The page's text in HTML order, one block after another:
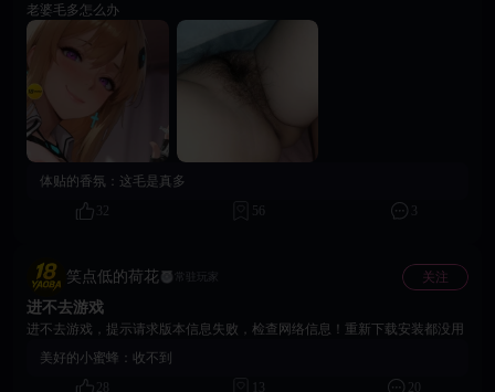
称显示错误的问题。 7.修复了聊天界面中头像框显示异常的问题。 8.修复了
左上角更换头像后，聊天头像未同步更新的问题。 9.修复了积分商店中道具
名称超出边框并发生文字重叠的问题。 10.优化了付费商城界面UI。 11.优化
了战力不足时的弹窗提示，使提示内容更加明确。 12.调整了首充相关功能
逻辑，具体规则请以游戏内实际展示为准。 五、登录及版本更新修复 1.修复
了部分特定服务器（如“欲界天宫”）无法正常登录的问题。 2.修复了选服界
面首次更新时偶发英文报错的问题。 3.修复了版本更新后资源文件拉取失败
的问题。 4.优化了断线重连机制，新增重连提示页面。 5.修复了多个弹窗重
题。 7.优化了登录页面的加载状态展示，使加载过程更加直观。 七、资源下
载优化 1.优化了资源更新下载速度，减少更新等待时间。 感谢各位火种者
玩家交流5群：1059086898 玩家交流6群：1056098479 Telegram：
https://t.me/eroeragame 官方网站：https://eroeragame.com/cn 客服邮箱：
peachgames.service@gmail.com 如遇任何问题或有建议，可随时通过以上方式
联系到我们 《欲洛降临》运营团队 2026 年 7 月 23日
更清晰、详细的说明。 5. 完善「爆裂」玩法引导，帮助指挥官更快掌握战斗
中的核心技能。 6. 优化前期任务指引。完成新手引导后，将通过任务提示引
导指挥官重新进入主线战斗流程。 7. 调整部分后续阶段的引导内容，降低前
期游玩过程中的理解成本。 8. 优化部分BOSS战的机制与强度，使整体战斗
难度更加合理。 9. 完善关卡失败后的提示与养成推荐，帮助指挥官合理提升
战力后再次挑战。 二、剧情与互动体验优化 1. 调整部分剧情内容与演出效
果，进一步提升剧情沉浸感。 2. 优化互动玩法界面及相关内容表现。 3. 改
善部分特殊互动内容的触发与展示体验。 4. 丰富加载过程中的内容展示，提
战斗流程与难度。 2. 优化部分关卡的推荐战力显示，使战斗信息更加直观。
3. 完善战斗结算与奖励发放逻辑。 4. 优化部分战姬技能的释放表现、技能动
殊战斗状态下的异常处理逻辑，减少卡死、流程阻塞等问题。 四、养成与
系统体验优化 1. 调整主线任务引导方式，减少对玩家操作的强制干预，使任
务流程更加自然。 2. 优化招募池的展示方式与排序逻辑。 3. 改善角色创
建、昵称修改等相关操作体验。 4. 优化宠物批量分解、一键升星等功能的界
面展示与操作流程。 5. 调整棱镜系统相关界面与功能入口。 6. 修复并优化
基建系统中部分建筑显示及等级信息同步问题。 7. 优化背包管理及道具使用
体验。 五、问题修复 本次版本更新同步修复了多项已知问题，主要包括：
老婆毛多怎么办
体贴的香氛： 这毛是真多
32
56
笑点低的荷花 常驻玩家 关注
进不去游戏
进不去游戏，提示请求版本信息失败，检查网络信息！重新下载安装都没用
美好的小蜜蜂： 收不到
28
20